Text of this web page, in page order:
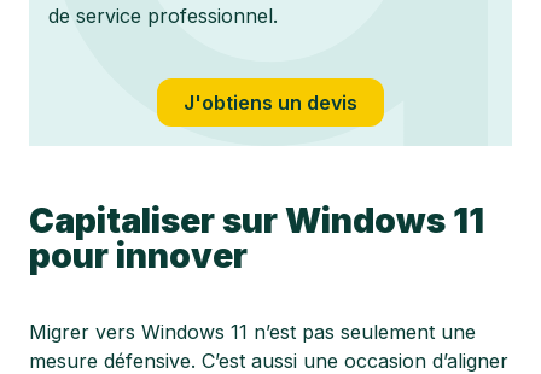
de service professionnel.
J'obtiens un devis
Capitaliser sur Windows 11
pour innover
Migrer vers Windows 11 n’est pas seulement une
mesure défensive. C’est aussi une occasion d’aligner